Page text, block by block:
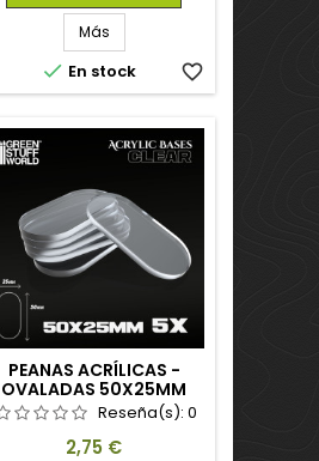
Más
 En stock favorite_border
PEANAS ACRÍLICAS -
OVALADAS 50X25MM
TRANSPARENTES
Reseña(s): 0
Precio
2,75 €